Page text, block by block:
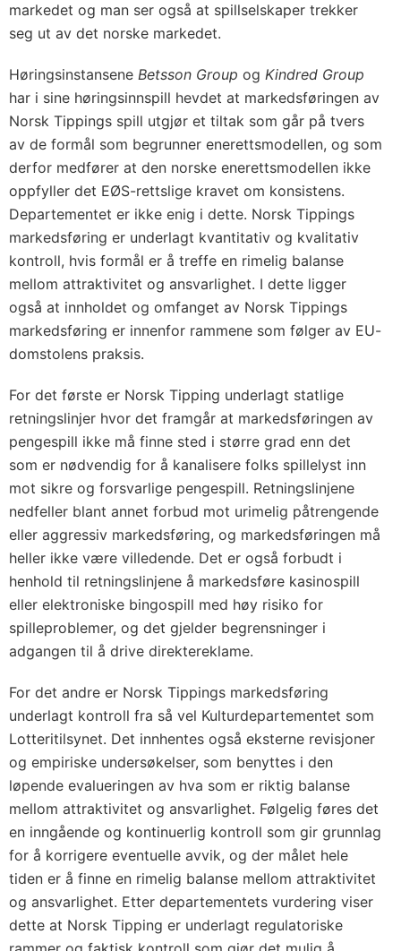
markedet og man ser også at spillselskaper trekker
seg ut av det norske markedet.
Høringsinstansene Betsson Group og Kindred Group
har i sine høringsinnspill hevdet at markedsføringen av
Norsk Tippings spill utgjør et tiltak som går på tvers
av de formål som begrunner enerettsmodellen, og som
derfor medfører at den norske enerettsmodellen ikke
oppfyller det EØS-rettslige kravet om konsistens.
Departementet er ikke enig i dette. Norsk Tippings
markedsføring er underlagt kvantitativ og kvalitativ
kontroll, hvis formål er å treffe en rimelig balanse
mellom attraktivitet og ansvarlighet. I dette ligger
også at innholdet og omfanget av Norsk Tippings
markedsføring er innenfor rammene som følger av EU-
domstolens praksis.
For det første er Norsk Tipping underlagt statlige
retningslinjer hvor det framgår at markedsføringen av
pengespill ikke må finne sted i større grad enn det
som er nødvendig for å kanalisere folks spillelyst inn
mot sikre og forsvarlige pengespill. Retningslinjene
nedfeller blant annet forbud mot urimelig påtrengende
eller aggressiv markedsføring, og markedsføringen må
heller ikke være villedende. Det er også forbudt i
henhold til retningslinjene å markedsføre kasinospill
eller elektroniske bingospill med høy risiko for
spilleproblemer, og det gjelder begrensninger i
adgangen til å drive direktereklame.
For det andre er Norsk Tippings markedsføring
underlagt kontroll fra så vel Kulturdepartementet som
Lotteritilsynet. Det innhentes også eksterne revisjoner
og empiriske undersøkelser, som benyttes i den
løpende evalueringen av hva som er riktig balanse
mellom attraktivitet og ansvarlighet. Følgelig føres det
en inngående og kontinuerlig kontroll som gir grunnlag
for å korrigere eventuelle avvik, og der målet hele
tiden er å finne en rimelig balanse mellom attraktivitet
og ansvarlighet. Etter departementets vurdering viser
dette at Norsk Tipping er underlagt regulatoriske